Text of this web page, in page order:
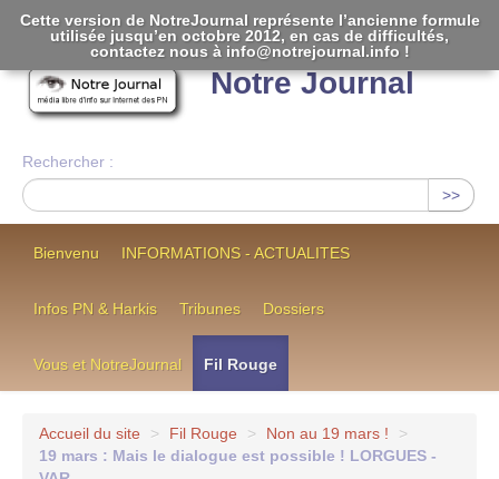
Notre Journal
Rechercher :
>>
Bienvenu INFORMATIONS - ACTUALITES
Infos PN & Harkis Tribunes Dossiers
Vous et NotreJournal Fil Rouge
Accueil du site > Fil Rouge > Non au 19 mars !
>
19 mars : Mais le dialogue est possible ! LORGUES -
Cette version de NotreJournal représente l’ancienne formule
utilisée jusqu’en octobre 2012, en cas de difficultés,
contactez nous à info@notrejournal.info !